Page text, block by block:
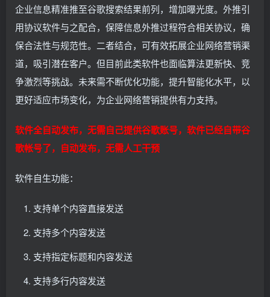
企业信息精准推至谷歌搜索结果前列，增加曝光度。外推引
用协议软件与之配合，保障信息外推过程符合相关协议，确
保合法性与规范性。二者结合，可有效拓展企业网络营销渠
道，吸引潜在客户。但目前此类软件也面临算法更新快、竞
争激烈等挑战。未来需不断优化功能，提升智能化水平，以
更好适应市场变化，为企业网络营销提供有力支持。
软件全自动发布，无需自己提供谷歌账号，软件已经自带谷
歌帐号了，自动发布，无需人工干预
软件自生功能：
支持单个内容直接发送
支持多个内容发送
支持指定标题和内容发送
支持多行内容发送